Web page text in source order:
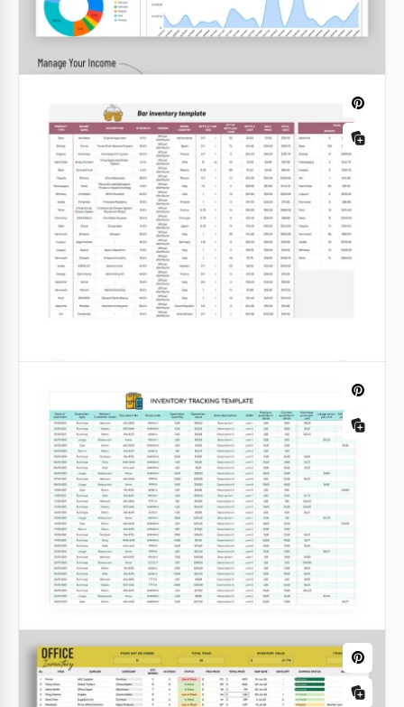
Inventario alimentare
progettazione - il potente Modello di Inventari
Google Sheets
Inventario semplice delle forniture
Il nostro inventario di forniture semplice può essere
utilizzato da chiunque desideri essere consapevole
del numero di articoli presenti nel negozio.
Google Sheets
Controllo delle scorte del bar
Un inventario del bar può facilmente trasformarsi in
una lunga notte con musica ad alto volume e tre
cocktail di seguito. Ma cerchiamo di farlo senza bere
troppo!
Google Sheets